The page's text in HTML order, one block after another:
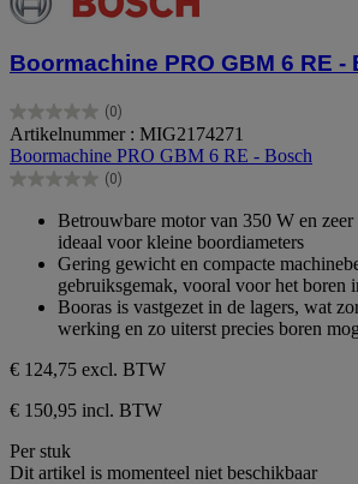
Boormachine PRO GBM 6 RE -
(0)
0.0
van
de
5
Artikelnummer : MIG2174271
Boormachine PRO GBM 6 RE - Bosch
(0)
0.0
sterren.
Betrouwbare motor van 350 W en
ideaal voor kleine boordiameters
Gering gewicht en compacte
gebruiksgemak, vooral voor het boren
Booras is vastgezet in de lagers, wat
werking en zo uiterst precies boren
€ 124,75 excl. BTW
€ 150,95 incl. BTW
Per stuk
Dit artikel is momenteel niet beschikbaar